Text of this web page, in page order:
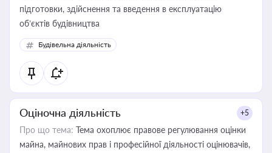
підготовки, здійснення та введення в експлуатацію
об’єктів будівництва
Будівельна діяльність
Оціночна діяльність +5
Про що тема: Тема охоплює правове регулювання оцінки
майна, майнових прав і професійної діяльності оцінювачів,